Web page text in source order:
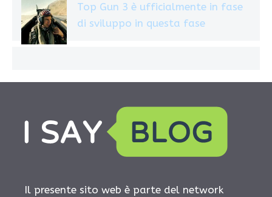
Top Gun 3 è ufficialmente in fase
di sviluppo in questa fase
Il presente sito web è parte del network